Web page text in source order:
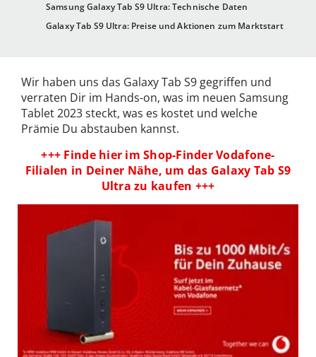
Samsung Galaxy Tab S9 Ultra: Technische Daten
Galaxy Tab S9 Ultra: Preise und Aktionen zum Marktstart
Wir haben uns das Galaxy Tab S9 gegriffen und
verraten Dir im Hands-on, was im neuen Samsung
Tablet 2023 steckt, was es kostet und welche
Prämie Du abstauben kannst.
+++ Finde hier im Shop-Finder Vodafone-
Filialen in Deiner Nähe, um das Galaxy Tab S9
Ultra zu kaufen +++